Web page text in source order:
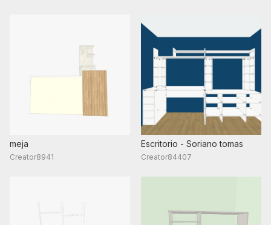
meja
Creator8941
Escritorio - Soriano tomas
Creator84407